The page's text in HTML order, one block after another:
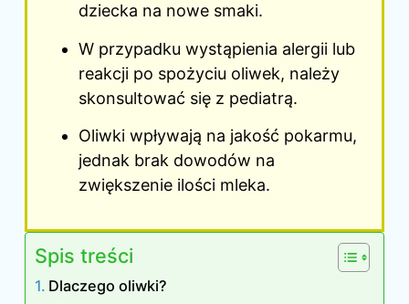
dziecka na nowe smaki.
W przypadku wystąpienia alergii lub
reakcji po spożyciu oliwek, należy
skonsultować się z pediatrą.
Oliwki wpływają na jakość pokarmu,
jednak brak dowodów na
zwiększenie ilości mleka.
Spis treści
Dlaczego oliwki?